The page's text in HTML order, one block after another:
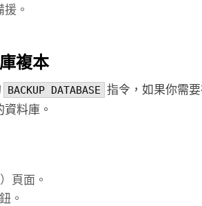
。
複本
BACKUP DATABASE 指令，如果你需
料庫。
頁面。
。